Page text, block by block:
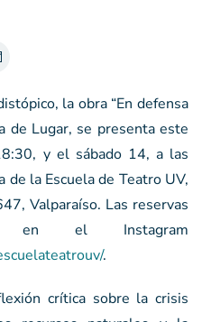
la obra “En defensa
de Lugar, se presenta este
y el sábado 14, a las
de la Escuela de Teatro UV,
Valparaíso. Las reservas
en el Instagram
.
crítica sobre la crisis